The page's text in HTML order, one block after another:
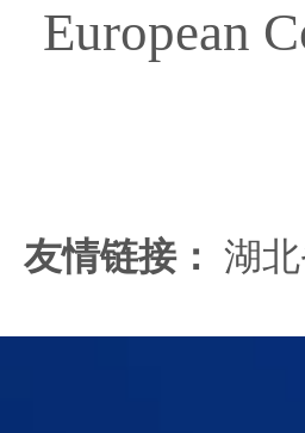
European
友情链接： 湖